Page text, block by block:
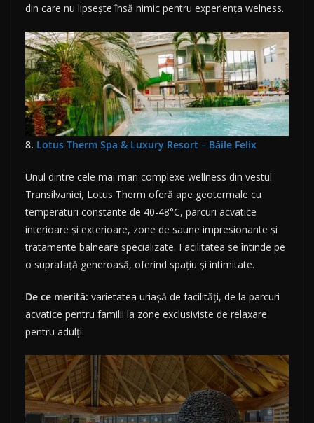
din care nu lipsește însă nimic pentru experiența welness.
8. Lotus Therm Spa & Luxury Resort – Băile Felix
Unul dintre cele mai mari complexe wellness din vestul
Transilvaniei, Lotus Therm oferă ape geotermale cu
temperaturi constante de 40-48°C, parcuri acvatice
interioare și exterioare, zone de saune impresionante și
tratamente balneare specializate. Facilitatea se întinde pe
o suprafață generoasă, oferind spațiu și intimitate.
De ce merită: varietatea uriașă de facilități, de la parcuri
acvatice pentru familii la zone exclusiviste de relaxare
pentru adulți.